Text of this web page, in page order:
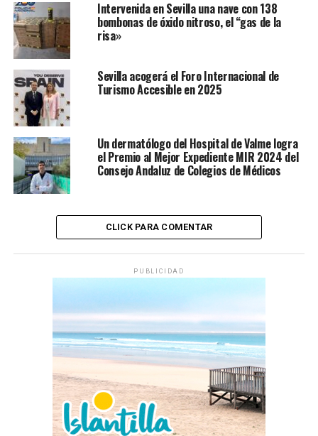
Intervenida en Sevilla una nave con 138
bombonas de óxido nitroso, el “gas de la
risa»
Sevilla acogerá el Foro Internacional de
Turismo Accesible en 2025
Un dermatólogo del Hospital de Valme logra
el Premio al Mejor Expediente MIR 2024 del
Consejo Andaluz de Colegios de Médicos
CLICK PARA COMENTAR
PUBLICIDAD